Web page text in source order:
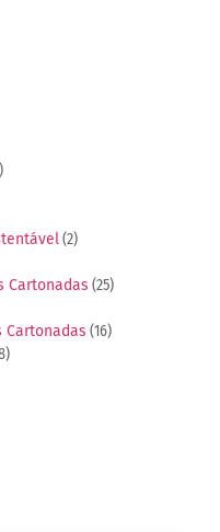
(2)
Cartonadas (25)
Cartonadas (16)